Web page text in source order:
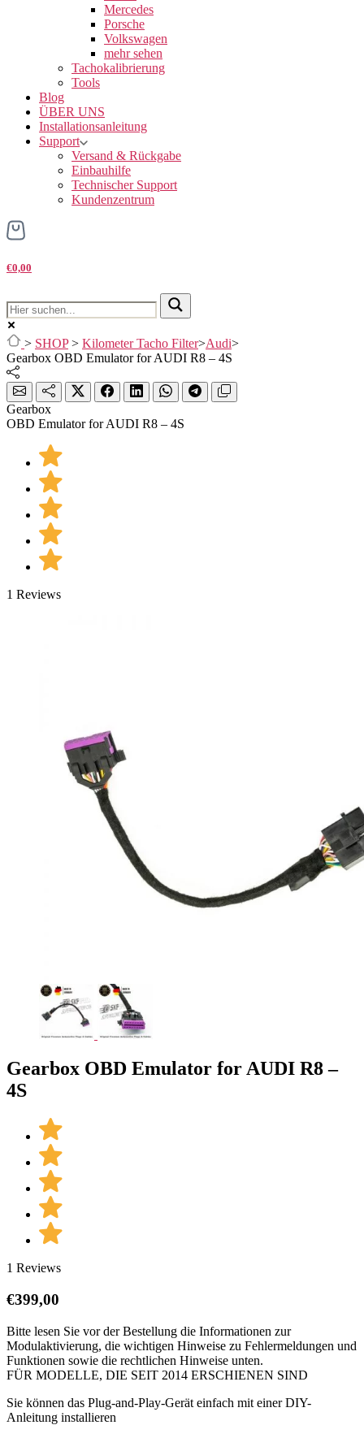
Mercedes
Porsche
Volkswagen
mehr sehen
Tachokalibrierung
Tools
Blog
ÜBER UNS
Installationsanleitung
Support
Versand & Rückgabe
Einbauhilfe
Technischer Support
Kundenzentrum
€0,00
> SHOP > Kilometer Tacho Filter>Audi>
Gearbox OBD Emulator for AUDI R8 – 4S
Gearbox
OBD Emulator for AUDI R8 – 4S
1 Reviews
Gearbox OBD Emulator for AUDI R8 –
4S
1 Reviews
€399,00
Bitte lesen Sie vor der Bestellung die Informationen zur
Modulaktivierung, die wichtigen Hinweise zu Fehlermeldungen und
Funktionen sowie die rechtlichen Hinweise unten.
FÜR MODELLE, DIE SEIT 2014 ERSCHIENEN SIND
Sie können das Plug-and-Play-Gerät einfach mit einer DIY-
Anleitung installieren